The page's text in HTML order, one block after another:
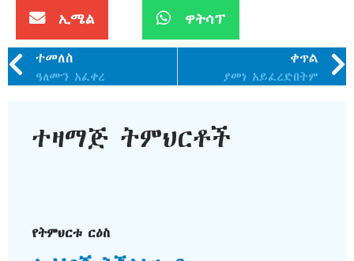
ኢሜል ዋትሳፕ
ተመለስ
ዓለሙን አፈቀረ
ቀጥል
ያመነ አይፈረድበትም
ተዛማጅ ትምህርቶች
የትምህርቱ ርዕስ